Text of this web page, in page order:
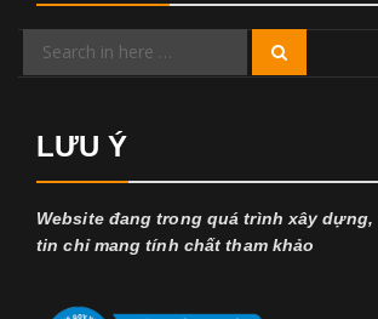
Search
LƯU Ý
Website đang trong quá trình xây
tin chỉ mang tính chất tham khảo